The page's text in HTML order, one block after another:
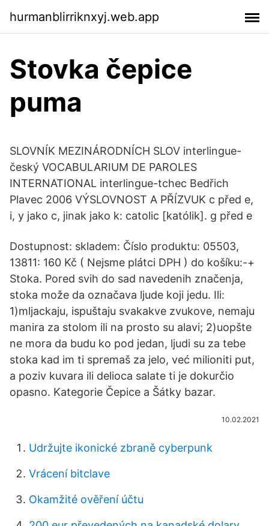
hurmanblirriknxyj.web.app
Stovka čepice
puma
SLOVNÍK MEZINÁRODNÍCH SLOV interlingue-
český VOCABULARIUM DE PAROLES
INTERNATIONAL interlingue-tchec Bedřich
Plavec 2006 VÝSLOVNOST A PŘÍZVUK c před e,
i, y jako c, jinak jako k: catolic [katólik]. g před e
Dostupnost: skladem: Číslo produktu: 05503,
13811: 160 Kč ( Nejsme plátci DPH ) do košíku:-+
Stoka. Pored svih do sad navedenih značenja,
stoka može da označava ljude koji jedu. Ili:
1)mljackaju, ispuštaju svakakve zvukove, nemaju
manira za stolom ili na prosto su alavi; 2)uopšte
ne mora da budu ko pod jedan, ljudi su za tebe
stoka kad im ti spremaš za jelo, već milioniti put,
a poziv kuvara ili delioca salate ti je dokurčio
opasno. Kategorie Čepice a Šátky bazar.
10.02.2021
Udržujte ikonické zbraně cyberpunk
Vrácení bitclave
Okamžité ověření účtu